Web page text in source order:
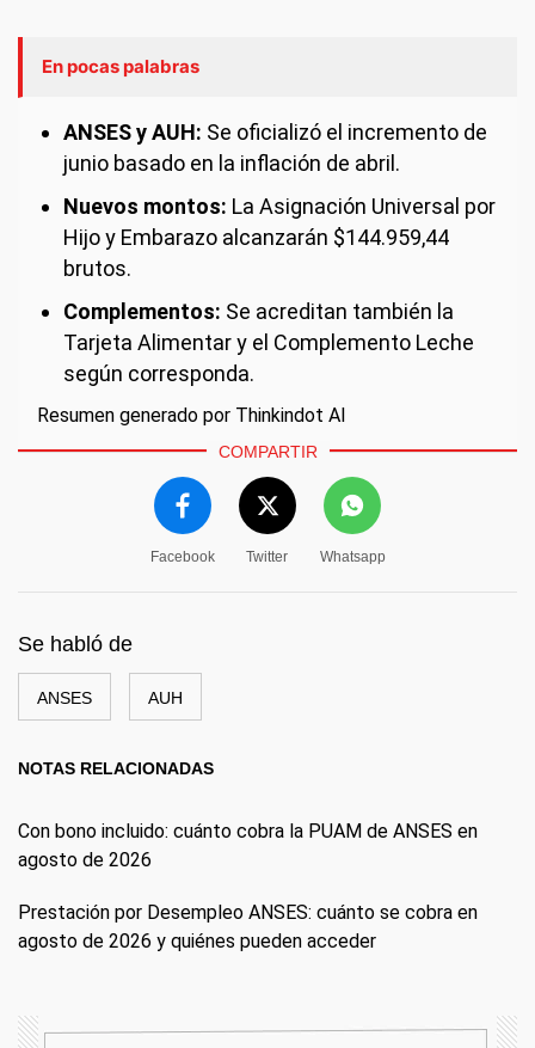
En pocas palabras
ANSES y AUH: Se oficializó el incremento de
junio basado en la inflación de abril.
Nuevos montos: La Asignación Universal por
Hijo y Embarazo alcanzarán $144.959,44
brutos.
Complementos: Se acreditan también la
Tarjeta Alimentar y el Complemento Leche
según corresponda.
Resumen generado por Thinkindot AI
COMPARTIR
Facebook Twitter Whatsapp
Se habló de
ANSES AUH
NOTAS RELACIONADAS
Con bono incluido: cuánto cobra la PUAM de ANSES en
agosto de 2026
Prestación por Desempleo ANSES: cuánto se cobra en
agosto de 2026 y quiénes pueden acceder